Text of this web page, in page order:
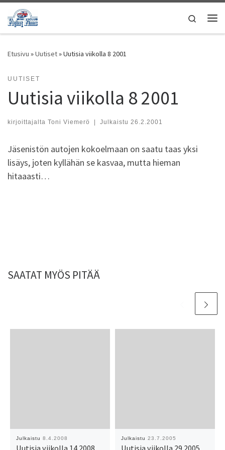
Skip to content
Search
Etusivu »Uutiset»Uutisia viikolla 8 2001
UUTISET
Uutisia viikolla 8 2001
kirjoittajalta Toni Viemerö | Julkaistu 26.2.2001
Jäsenistön autojen kokoelmaan on saatu taas yksi
lisäys, joten kyllähän se kasvaa, mutta hieman
hitaaasti…
SAATAT MYÖS PITÄÄ
Julkaistu 8.4.2008 Julkaistu 23.7.2005